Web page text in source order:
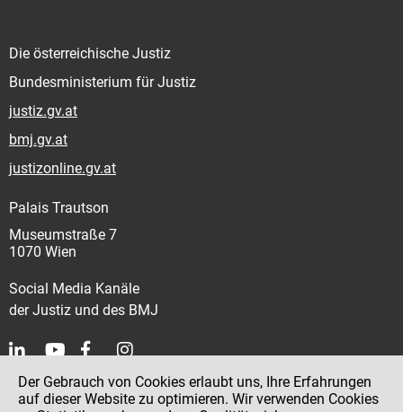
Die österreichische Justiz
Bundesministerium für Justiz
justiz.gv.at
bmj.gv.at
justizonline.gv.at
Palais Trautson
Museumstraße 7
1070 Wien
Social Media Kanäle
der Justiz und des BMJ
Kontakt
Der Gebrauch von Cookies erlaubt uns, Ihre Erfahrungen
auf dieser Website zu optimieren. Wir verwenden Cookies